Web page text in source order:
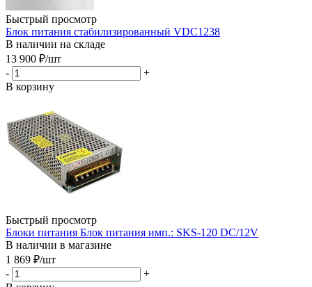
Быстрый просмотр
Блок питания стабилизированный VDC1238
В наличии на складе
13 900 ₽/шт
-
+
В корзину
Быстрый просмотр
Блоки питания Блок питания имп.: SKS-120 DC/12V
В наличии в магазине
1 869 ₽/шт
-
+